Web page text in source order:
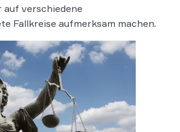
auf verschiedene
Fallkreise aufmerksam machen.